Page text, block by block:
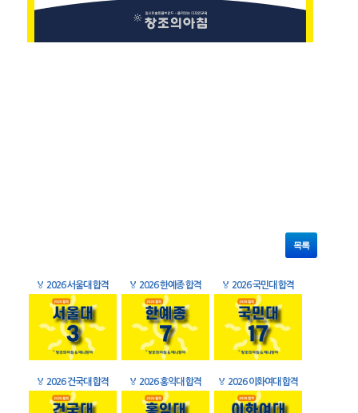
목록
🏅 2026 서울대 합격 🏅 2026 한예종 합격 🏅 2026 국민대 합격
🏅 2026 건국대 합격 🏅 2026 홍익대 합격 🏅 2026 이화여대 합격